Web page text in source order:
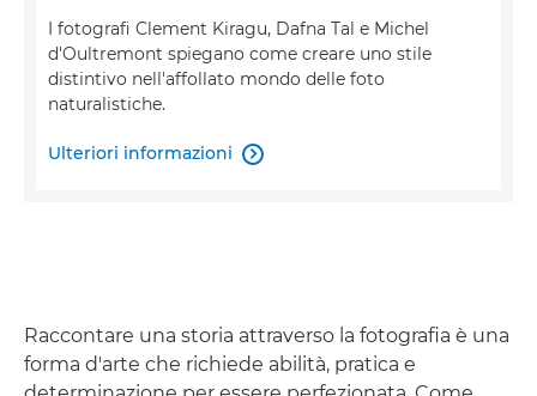
I fotografi Clement Kiragu, Dafna Tal e Michel
d'Oultremont spiegano come creare uno stile
distintivo nell'affollato mondo delle foto
naturalistiche.
Ulteriori informazioni 
Raccontare una storia attraverso la fotografia è una
forma d'arte che richiede abilità, pratica e